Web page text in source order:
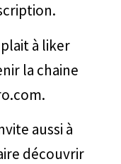
à liker
la chaine
aussi à
découvrir